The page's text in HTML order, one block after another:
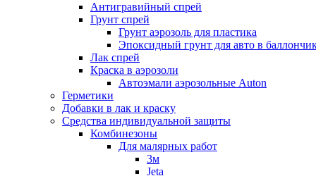
Антигравийный спрей
Грунт спрей
Грунт аэрозоль для пластика
Эпоксидный грунт для авто в
Лак спрей
Краска в аэрозоли
Автоэмали аэрозольные Auton
Герметики
Добавки в лак и краску
Средства индивидуальной защиты
Комбинезоны
Для малярных работ
3м
Jeta